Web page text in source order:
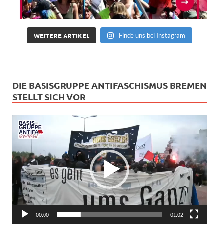
WEITERE ARTIKEL Finde uns bei Instagram
DIE BASISGRUPPE ANTIFASCHISMUS BREMEN
STELLT SICH VOR
Video-
Player
00:00 01:02